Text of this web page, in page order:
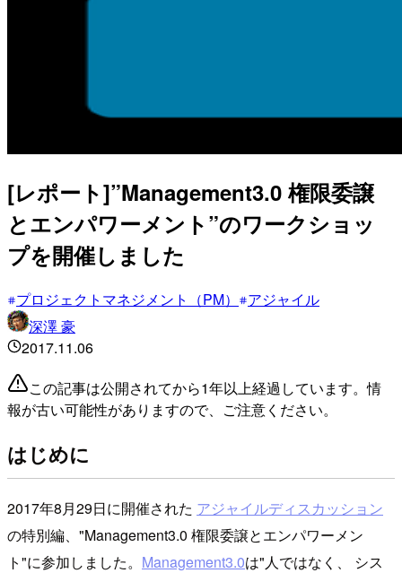
[レポート]”Management3.0 権限委譲
とエンパワーメント”のワークショッ
プを開催しました
プロジェクトマネジメント（PM）
アジャイル
深澤 豪
2017.11.06
この記事は公開されてから1年以上経過しています。情
報が古い可能性がありますので、ご注意ください。
はじめに
2017年8月29日に開催された アジャイルディスカッション
の特別編、"Management3.0 権限委譲とエンパワーメン
ト"に参加しました。 Management3.0は"人ではなく、 シス